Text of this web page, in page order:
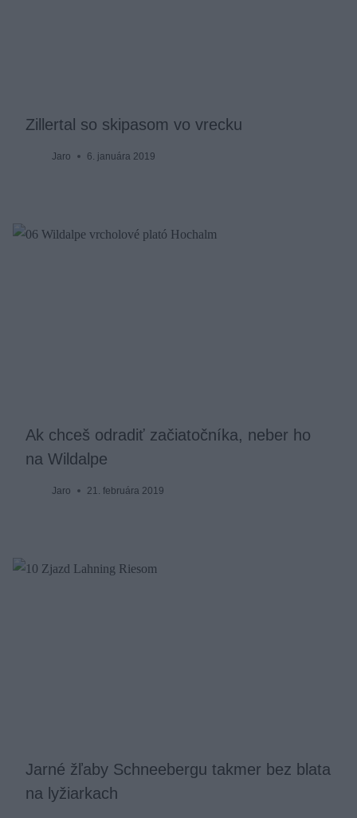
Zillertal so skipasom vo vrecku
Jaro 6. januára 2019
Ak chceš odradiť začiatočníka, neber ho
na Wildalpe
Jaro 21. februára 2019
Jarné žľaby Schneebergu takmer bez blata
na lyžiarkach